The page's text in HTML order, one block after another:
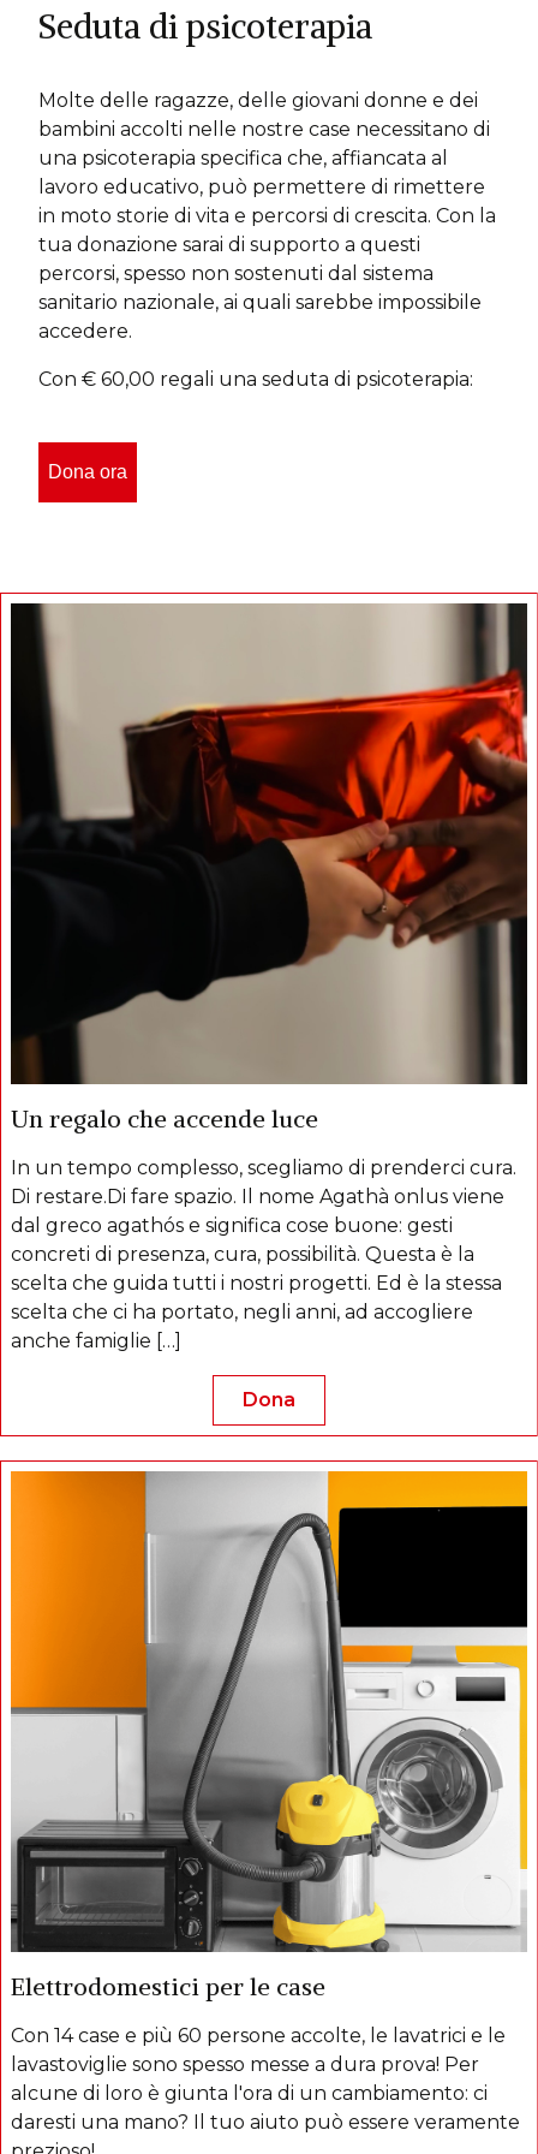
Seduta di psicoterapia
Molte delle ragazze, delle giovani donne e dei
bambini accolti nelle nostre case necessitano di
una psicoterapia specifica che, affiancata al
lavoro educativo, può permettere di rimettere
in moto storie di vita e percorsi di crescita. Con la
tua donazione sarai di supporto a questi
percorsi, spesso non sostenuti dal sistema
sanitario nazionale, ai quali sarebbe impossibile
accedere.
Con € 60,00 regali una seduta di psicoterapia:
Un regalo che accende luce
In un tempo complesso, scegliamo di prenderci cura.
Di restare.Di fare spazio. Il nome Agathà onlus viene
dal greco agathós e significa cose buone: gesti
concreti di presenza, cura, possibilità. Questa è la
scelta che guida tutti i nostri progetti. Ed è la stessa
scelta che ci ha portato, negli anni, ad accogliere
anche famiglie […]
Dona
Elettrodomestici per le case
Con 14 case e più 60 persone accolte, le lavatrici e le
lavastoviglie sono spesso messe a dura prova! Per
alcune di loro è giunta l'ora di un cambiamento: ci
daresti una mano? Il tuo aiuto può essere veramente